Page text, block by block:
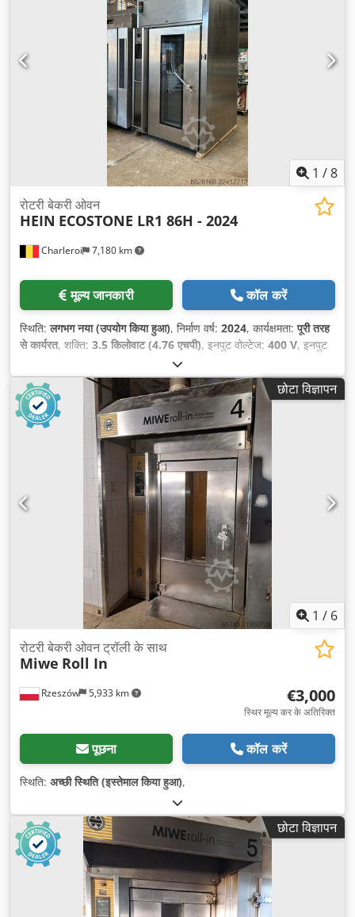
1 /8
Charleroi 7,180 km
रोटरी बेकरी ओवन
HEIN ECOSTONE LR1 86H - 2024
मूल्य जानकारी कॉल करें
स्थिति:लगभग नया (उपयोग किया हुआ), निर्माण वर्ष: 2024, कार्यक्षमता:पूरी तरह
से कार्यरत, शक्ति: 3.5 किलोवाट (4.76 एचपी), इनपुट वोल्टेज: 400 V, इनपुट
, इनपुट करेंट का प्रकार:तीन-चरणीय
उपकरण:सीई चिह्नांकन,
छोटा विज्ञापन
1 / 6
Rzeszów 5,933 km
रोटरी बेकरी ओवन ट्रॉली के साथ
Miwe Roll In
€3,000
स्थिर मूल्य कर के अतिरिक्त
पूछना कॉल करें
स्थिति: अच्छी स्थिति (इस्तेमाल किया हुआ),
छोटा विज्ञापन